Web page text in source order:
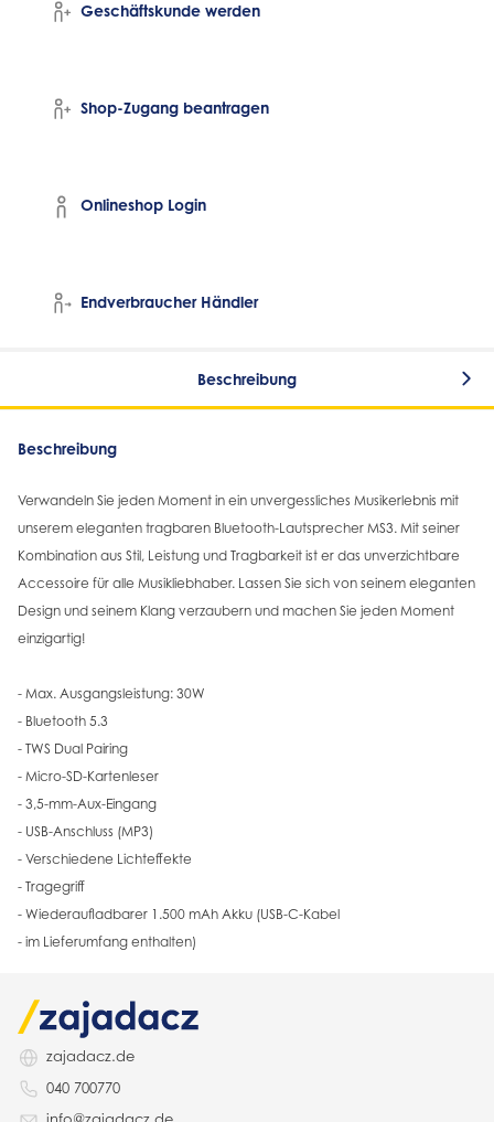
Beschreibung
Beschreibung
Verwandeln Sie jeden Moment in ein unvergessliches Musikerlebnis mit
unserem eleganten tragbaren Bluetooth-Lautsprecher MS3. Mit seiner
Kombination aus Stil, Leistung und Tragbarkeit ist er das unverzichtbare
Accessoire für alle Musikliebhaber. Lassen Sie sich von seinem eleganten
Design und seinem Klang verzaubern und machen Sie jeden Moment
einzigartig!
- Max. Ausgangsleistung: 30W
- Bluetooth 5.3
- TWS Dual Pairing
- Micro-SD-Kartenleser
- 3,5-mm-Aux-Eingang
- USB-Anschluss (MP3)
- Verschiedene Lichteffekte
- Tragegriff
- Wiederaufladbarer 1.500 mAh Akku (USB-C-Kabel
- im Lieferumfang enthalten)
Geschäftskunde werden
Shop-Zugang beantragen
Onlineshop Login
Endverbraucher Händler
zajadacz.de
040 700770